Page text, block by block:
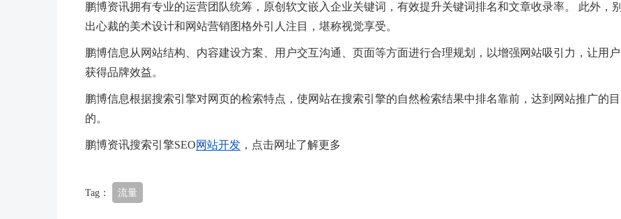
鹏博资讯拥有专业的运营团队统筹，原创软文嵌入企业关键词，有效提升关键词排名和文章收录率。 此外，别
出心裁的美术设计和网站营销图格外引人注目，堪称视觉享受。
鹏博信息从网站结构、内容建设方案、用户交互沟通、页面等方面进行合理规划，以增强网站吸引力，让用户
获得品牌效益。
鹏博信息根据搜索引擎对网页的检索特点，使网站在搜索引擎的自然检索结果中排名靠前，达到网站推广的目
的。
鹏博资讯搜索引擎SEO网站开发 ，点击网址了解更多
Tag： 流量